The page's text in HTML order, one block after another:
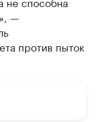
—
против пыток